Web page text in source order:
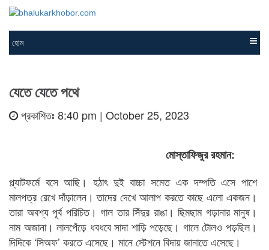
হোম
যেতে যেতে পথে
প্রকাশিতঃ 8:40 pm | October 25, 2023
মোস্তাফিজুর রহমান:
প্ল্যাটফর্মে বসে আছি। হঠাৎ দুই বাচ্চা সমেত এক দম্পতি এসে পাশে
মালপত্র রেখে দাঁড়ালেন। তাদের দেখে আলাপ করতে কাছে এলো একজন।
তারা অবশ্য পূর্ব পরিচিত। গাল তার সিঁদুর রাঙা। ছিমছাম গড়ানার মানুষ।
নাম অজানা। লালপেঁড়ে ধবধবে সাদা শাড়ি পড়েছে। গালে টোলও পড়ছিল।
দিদিকে ‘সিঅফ’ করতে এসেছে। মানে স্টেশনে বিদায় জানাতে এসেছে।